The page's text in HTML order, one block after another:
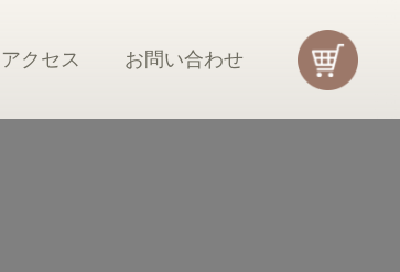
アクセス お問い合わせ